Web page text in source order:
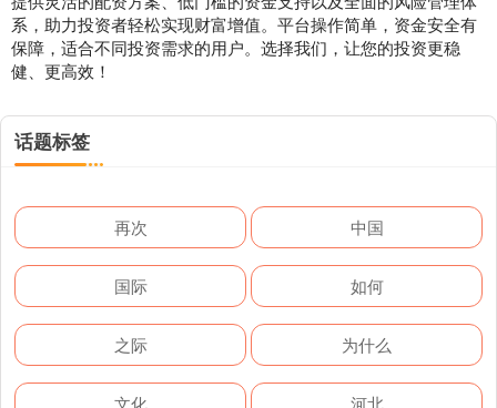
系，助力投资者轻松实现财富增值。平台操作简单，资金安全有
保障，适合不同投资需求的用户。选择我们，让您的投资更稳
健、更高效！
话题标签
再次 中国
国际 如何
之际 为什么